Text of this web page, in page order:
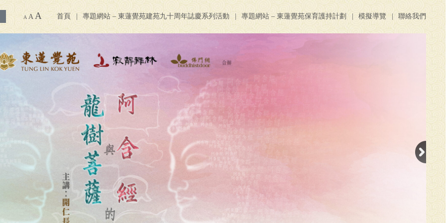
首頁 專題網站 – 東蓮覺苑建苑九十周年誌慶系列活動 專題網站 – 東蓮覺苑保育護持計劃 模擬導覽 聯絡我們
A A A